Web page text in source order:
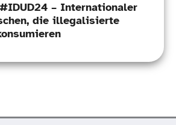
– Internationaler
die illegalisierte